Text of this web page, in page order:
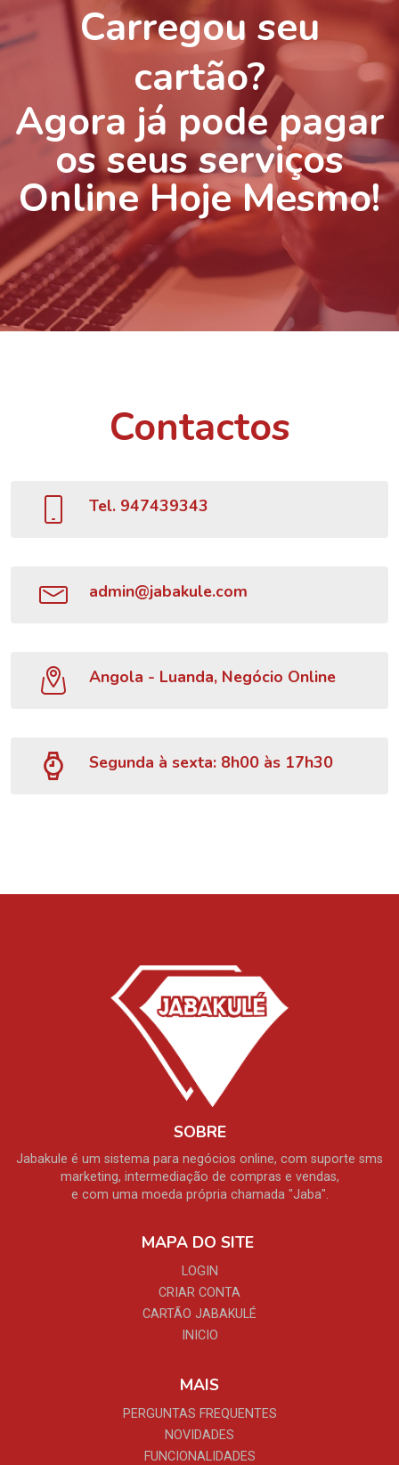
Carregou seu
cartão?
Agora já pode pagar
os seus serviços
Online Hoje Mesmo!
Contactos
Tel. 947439343
admin@jabakule.com
Angola - Luanda, Negócio Online
Segunda à sexta: 8h00 às 17h30
SOBRE
Jabakule é um sistema para negócios online, com suporte sms
marketing, intermediação de compras e vendas,
e com uma moeda própria chamada "Jaba".
MAPA DO SITE
LOGIN
CRIAR CONTA
CARTÃO JABAKULÉ
INICIO
MAIS
PERGUNTAS FREQUENTES
NOVIDADES
FUNCIONALIDADES